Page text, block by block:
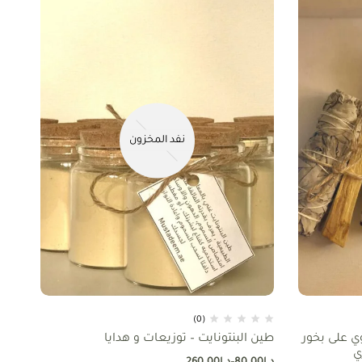
على بخور
نفد المخزون
(0)
طين البنتونايت – توزيعات و هدايا